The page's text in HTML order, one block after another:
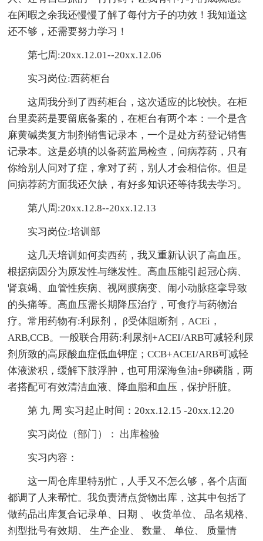
在闲暇之余我还慢慢了解了每付方子的功效！我知道这
还不够，还需要努力学习！
第七周:20xx.12.01--20xx.12.06
实习岗位:西药柜台
这周我分到了西药柜台，这次适应的比较快。在柜
台里卖药是要留底备案的，在柜台有两个本：一个是含
麻黄碱类复方制剂销售记录本，一个是处方药登记销售
记录本。这是必填的以备药监局检查，问病荐药，只有
你给别人问对了症，拿对了药，别人才会相信你。但是
问病荐药方面我还欠缺，有好多知识还等待我去学习。
第八周:20xx.12.8--20xx.12.13
实习岗位:培训部
这几天培训如何卖西药，我又重新认识了高血压。
根据病因分为原发性与继发性。高血压能引起冠心病、
肾衰竭、血管性疾病、视网膜病变、闹小动脉痉挛导致
的头痛等。高血压需长期降压治疗，可食疗与药物治
疗。常用药物有:利尿剂， β受体阻断剂，ACEi，
ARB,CCB。一般联合用药:利尿剂+ACEI/ARB可减轻利尿
剂所致的高尿酸血症低血钾症；CCB+ACEI/ARB可减轻
体液淤积，缓解下肢浮肿，也可用深海鱼油+卵磷脂，两
者搭配可有效清洁血液、降血脂和血压，保护肝脏。
第 九 周 实习起止时间：20xx.12.15 -20xx.12.20
实习岗位（部门）： 出库检验
实习内容：
这一周仓库里特别忙，人手又不怎么够，各个店面
都调了人来帮忙。我负责清点货物出库，这其中包括了
做药品出库复合记录单、日期 、 收货单位、 品名规格、
剂型批号有效期、 生产企业、 数量、 单位、 质量情